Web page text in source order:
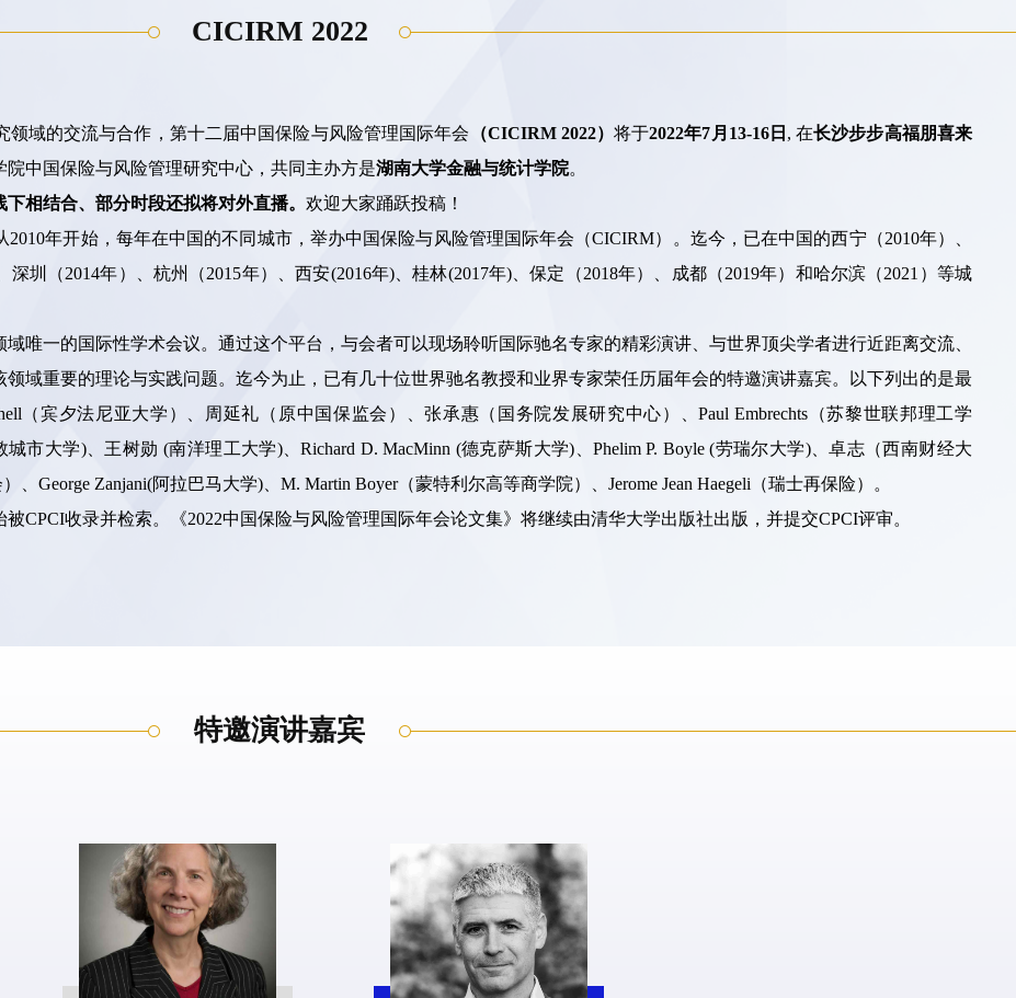
CICIRM 2022
域的交流与合作，第十二届中国保险与风险管理国际年会 （CICIRM 2022）将于2022年7月13-16日 , 在长沙步步高福朋喜来
中国保险与风险管理研究中心，共同主办方是湖南大学金融与统计学院。
相结合、部分时段还拟将对外直播。 欢迎大家踊跃投稿！
年开始，每年在中国的不同城市，举办中国保险与风险管理国际年会（CICIRM）。迄今，已在中国的西宁（2010年）、
圳（2014年）、杭州（2015年）、西安(2016年)、桂林(2017年)、保定（2018年）、成都（2019年）和哈尔滨（2021）等城
唯一的国际性学术会议。通过这个平台，与会者可以现场聆听国际驰名专家的精彩演讲、与世界顶尖学者进行近距离交流、
域重要的理论与实践问题。迄今为止，已有几十位世界驰名教授和业界专家荣任历届年会的特邀演讲嘉宾。以下列出的是最
（宾夕法尼亚大学）、周延礼（原中国保监会）、张承惠（国务院发展研究中心）、Paul Embrechts（苏黎世联邦理工学
市大学)、王树勋 (南洋理工大学)、Richard D. MacMinn (德克萨斯大学)、Phelim P. Boyle (劳瑞尔大学)、卓志（西南财经大
George Zanjani(阿拉巴马大学)、M. Martin Boyer（蒙特利尔高等商学院）、Jerome Jean Haegeli（瑞士再保险）。
CPCI收录并检索。《2022中国保险与风险管理国际年会论文集》将继续由清华大学出版社出版，并提交CPCI评审。
特邀演讲嘉宾